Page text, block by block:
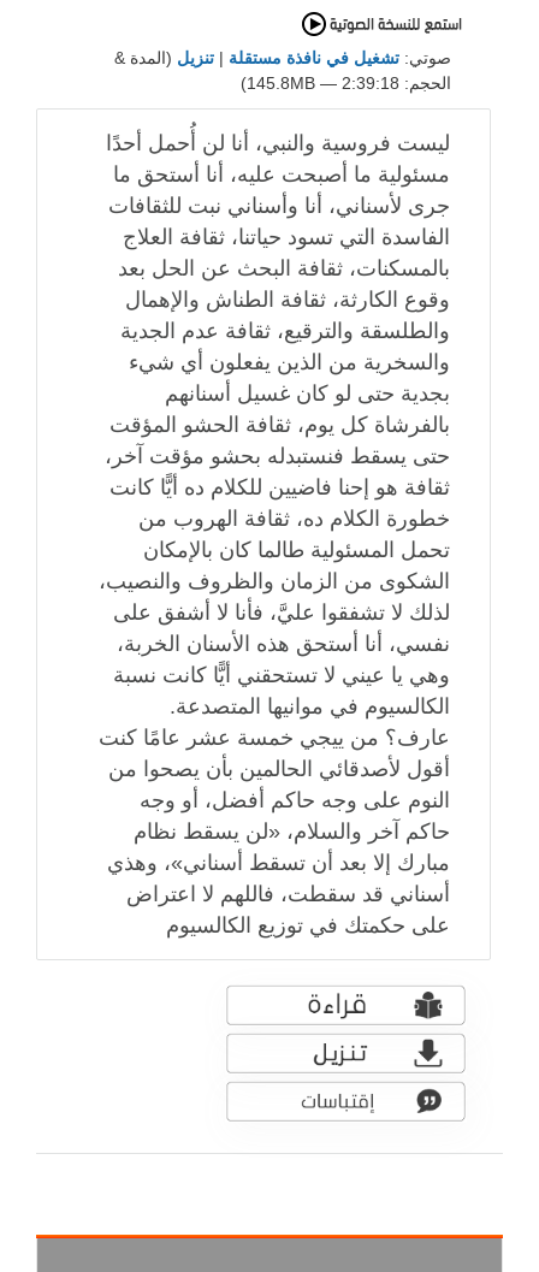
صوتي: تشغيل في نافذة مستقلة | تنزيل (المدة &
الحجم: 2:39:18 — 145.8MB)
ليست فروسية والنبي، أنا لن أُحمل أحدًا
مسئولية ما أصبحت عليه، أنا أستحق ما
جرى لأسناني، أنا وأسناني نبت للثقافات
الفاسدة التي تسود حياتنا، ثقافة العلاج
بالمسكنات، ثقافة البحث عن الحل بعد
وقوع الكارثة، ثقافة الطناش والإهمال
والطلسقة والترقيع، ثقافة عدم الجدية
والسخرية من الذين يفعلون أي شيء
بجدية حتى لو كان غسيل أسنانهم
بالفرشاة كل يوم، ثقافة الحشو المؤقت
حتى يسقط فنستبدله بحشو مؤقت آخر،
ثقافة هو إحنا فاضيين للكلام ده أيًّا كانت
خطورة الكلام ده، ثقافة الهروب من
تحمل المسئولية طالما كان بالإمكان
الشكوى من الزمان والظروف والنصيب،
لذلك لا تشفقوا عليَّ، فأنا لا أشفق على
نفسي، أنا أستحق هذه الأسنان الخربة،
وهي يا عيني لا تستحقني أيًّا كانت نسبة
الكالسيوم في موانيها المتصدعة.
عارف؟ من ييجي خمسة عشر عامًا كنت
أقول لأصدقائي الحالمين بأن يصحوا من
النوم على وجه حاكم أفضل، أو وجه
حاكم آخر والسلام، «لن يسقط نظام
مبارك إلا بعد أن تسقط أسناني»، وهذي
أسناني قد سقطت، فاللهم لا اعتراض
على حكمتك في توزيع الكالسيوم